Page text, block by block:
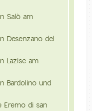
Salò am
Desenzano del
Lazise am
Bardolino und
Eremo di san